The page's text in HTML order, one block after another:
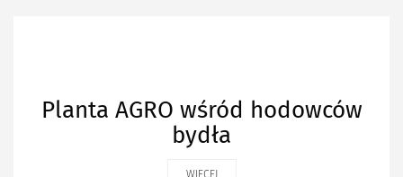
Planta AGRO wśród hodowców
bydła
WIĘCEJ